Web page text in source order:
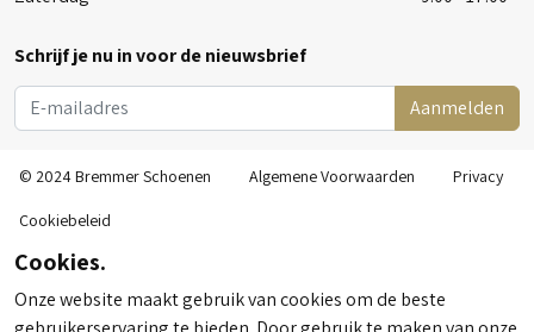
Schrijf je nu in voor de nieuwsbrief
Aanmelden
© 2024 Bremmer Schoenen Algemene Voorwaarden Privacy
Cookiebeleid
Cookies.
Onze website maakt gebruik van cookies om de beste